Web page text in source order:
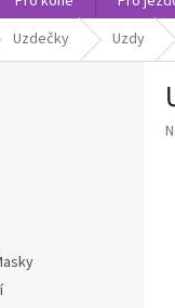
Uzdečky Uzdy